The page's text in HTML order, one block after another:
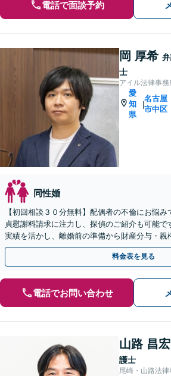
電話で面談予約
岡 厚希
士
アイル法律事務
愛
知
県
|
名古屋
市中区
同性婚
【初回相談３０分無料】配偶者の不倫にお悩
貞慰謝料請求に注力し、探偵のご紹介も可能で
実績を活かし、離婚前の準備から財産分与・親
一歩を全力支援。LINE予約も受付中です。
料金表を見る
電話でお問い合わせ
山路 昌宏
護士
尾崎・山路法律